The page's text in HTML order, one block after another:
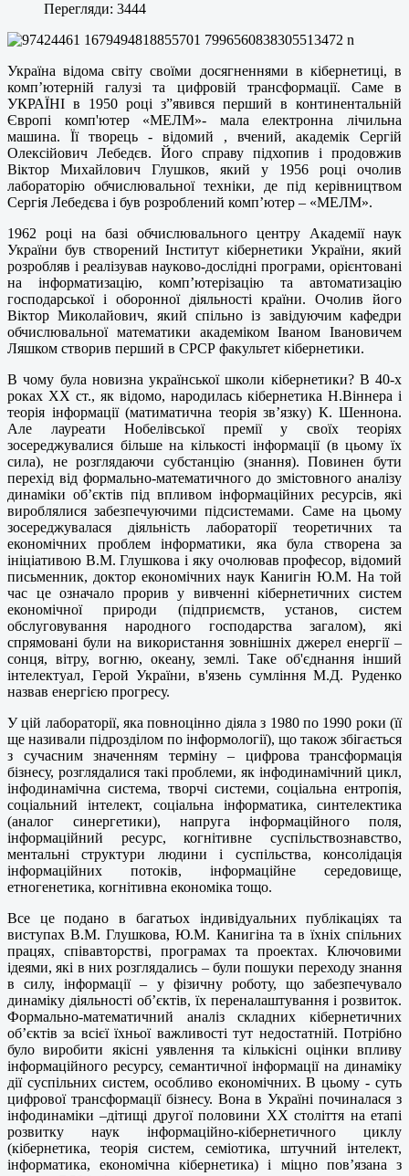
Перегляди: 3444
Україна відома світу своїми досягненнями в кібернетиці, в
комп’ютерній галузі та цифровій трансформації. Саме в
УКРАЇНІ в 1950 році з”явився перший в континентальній
Європі комп'ютер «МЕЛМ»- мала електронна лічильна
машина. Її творець - відомий , вчений, академік Сергій
Олексійович Лебедєв. Його справу підхопив і продовжив
Віктор Михайлович Глушков, який у 1956 році очолив
лабораторію обчислювальної техніки, де під керівництвом
Сергія Лебедєва і був розроблений комп’ютер – «МЕЛМ».
1962 році на базі обчислювального центру Академії наук
України був створений Інститут кібернетики України, який
розробляв і реалізував науково-дослідні програми, орієнтовані
на інформатизацію, комп’ютерізацію та автоматизацію
господарської і оборонної діяльності країни. Очолив його
Віктор Миколайович, який спільно із завідуючим кафедри
обчислювальної математики академіком Іваном Івановичем
Ляшком створив перший в СРСР факультет кібернетики.
В чому була новизна української школи кібернетики? В 40-х
роках ХХ ст., як відомо, народилась кібернетика Н.Віннера і
теорія інформації (матиматична теорія зв’язку) К. Шеннона.
Але лауреати Нобелівської премії у своїх теоріях
зосереджувалися більше на кількості інформації (в цьому їх
сила), не розглядаючи субстанцію (знання). Повинен бути
перехід від формально-математичного до змістовного аналізу
динаміки об’єктів під впливом інформаційних ресурсів, які
вироблялися забезпечуючими підсистемами. Саме на цьому
зосереджувалася діяльність лабораторії теоретичних та
економічних проблем інформатики, яка була створена за
ініціативою В.М. Глушкова і яку очолював професор, відомий
письменник, доктор економічних наук Канигін Ю.М. На той
час це означало прорив у вивченні кібернетичних систем
економічної природи (підприємств, установ, систем
обслуговування народного господарства загалом), які
спрямовані були на використання зовнішніх джерел енергії –
сонця, вітру, вогню, океану, землі. Таке об'єднання інший
інтелектуал, Герой України, в'язень сумління М.Д. Руденко
назвав енергією прогресу.
У цій лабораторії, яка повноцінно діяла з 1980 по 1990 роки (її
ще називали підрозділом по інформології), що також збігається
з сучасним значенням терміну – цифрова трансформація
бізнесу, розглядалися такі проблеми, як інфодинамічний цикл,
інфодинамічна система, творчі системи, соціальна ентропія,
соціальний інтелект, соціальна інформатика, синтелектика
(аналог синергетики), напруга інформаційного поля,
інформаційний ресурс, когнітивне суспільствознавство,
ментальні структури людини і суспільства, консолідація
інформаційних потоків, інформаційне середовище,
етногенетика, когнітивна економіка тощо.
Все це подано в багатьох індивідуальних публікаціях та
виступах В.М. Глушкова, Ю.М. Канигіна та в їхніх спільних
працях, співавторстві, програмах та проектах. Ключовими
ідеями, які в них розглядались – були пошуки переходу знання
в силу, інформації – у фізичну роботу, що забезпечувало
динаміку діяльності об’єктів, їх переналаштування і розвиток.
Формально-математичний аналіз складних кібернетичних
об’єктів за всієї їхньої важливості тут недостатній. Потрібно
було виробити якісні уявлення та кількісні оцінки впливу
інформаційного ресурсу, семантичної інформації на динаміку
дії суспільних систем, особливо економічних. В цьому - суть
цифрової трансформації бізнесу. Вона в Україні починалася з
інфодинаміки –дітищі другої половини ХХ століття на етапі
розвитку наук інформаційно-кібернетичного циклу
(кібернетика, теорія систем, семіотика, штучний інтелект,
інформатика, економічна кібернетика) і міцно пов’язана з